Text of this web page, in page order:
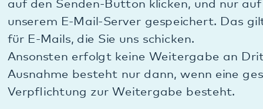
Fax überschrieben werden. Im Regelfall führt dies
zu einer automatischen Löschung der Daten nach
1 Woche. Beim von uns aktiviertem „Sendebericht
mit Andruck der ersten Seite“ verbleibt dieser
inklusive des Andrucks der ersten gesendeten Seite
temporär im Speicher des Gerätes, bis dieser vom
nächsten Sendebericht oder durch das mehrtägige